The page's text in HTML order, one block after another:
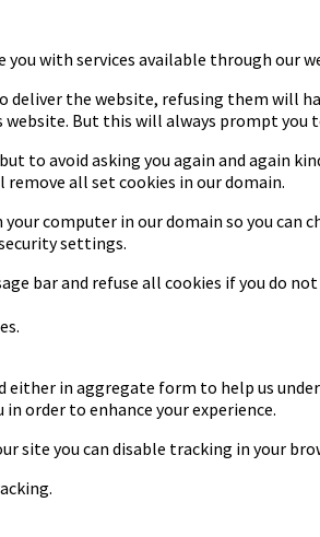
with services available through our
deliver the website, refusing them will
But this will always prompt you
to avoid asking you again and again
all set cookies in our domain.
computer in our domain so you
settings.
bar and refuse all cookies if you do
in aggregate form to help us
order to enhance your experience.
site you can disable tracking in your